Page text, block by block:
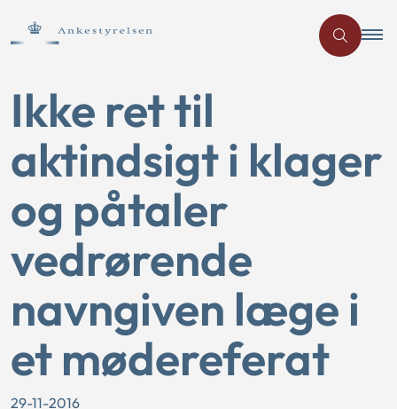
Ikke ret til
aktindsigt i klager
og påtaler
vedrørende
navngiven læge i
et mødereferat
29-11-2016